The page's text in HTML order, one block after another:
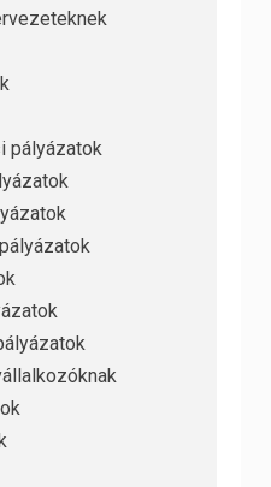
pályázatok